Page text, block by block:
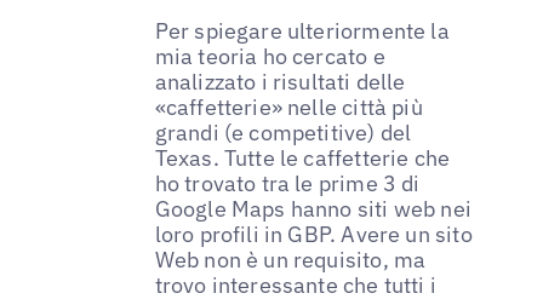
Per spiegare ulteriormente la
mia teoria ho cercato e
analizzato i risultati delle
«caffetterie» nelle città più
grandi (e competitive) del
Texas. Tutte le caffetterie che
ho trovato tra le prime 3 di
Google Maps hanno siti web nei
loro profili in GBP. Avere un sito
Web non è un requisito, ma
trovo interessante che tutti i